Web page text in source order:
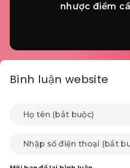
nhược điểm
Bình luận website